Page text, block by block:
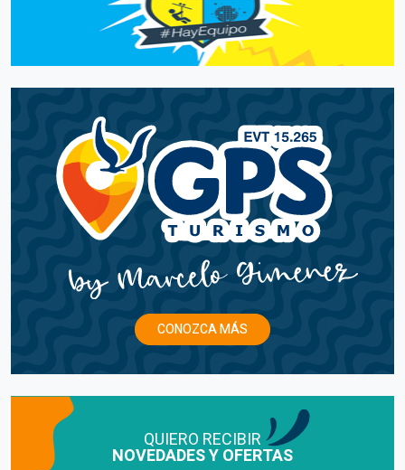
CONOZCA MÁS
QUIERO RECIBIR
NOVEDADES Y OFERTAS